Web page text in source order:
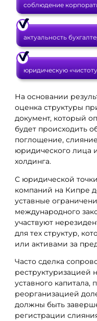
соблюдение
актуальность
юридическую
На основании
оценка структуры
документ, который
будет происходить
поглощение,
юридического лица
холдинга.
С юридической
компаний на Кипре
уставные
международного
участвуют
для тех структур,
или активами за
Часто сделка
реструктуризацией
уставного
реорганизацией
должны быть
регистрации